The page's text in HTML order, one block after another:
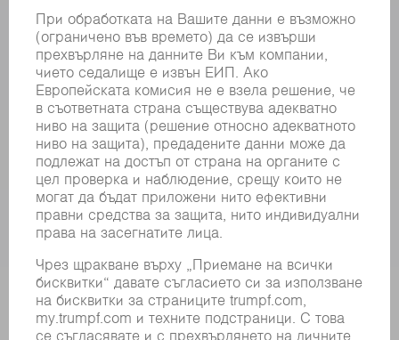
ЛАЗЕР
СИЛОВА ЕЛЕКТРОНИКА
ЕЛЕКТРИЧЕСКИ ИНСТРУМЕНТИ
SMART FACTORY
СОФТУЕР
УСЛУГИ
ПРИЛОЖЕНИЯ
ОТРАСЛИ
КОМПАНИЯТА
КАРИЕРИ
СВОБОДНИ ПОЗИЦИИ
ПРОФИЛ НА КОМПАНИЯТА
УПРАВИТЕЛЕН СЪВЕТ
ГОДИШЕН ДОКЛАД
БИЗНЕС ПРИНЦИПИ
СЪОТВЕТСТВИЕ
СИСТЕМА ЗА ПОДАВАНЕ НА СИГНАЛИ
SECURITY